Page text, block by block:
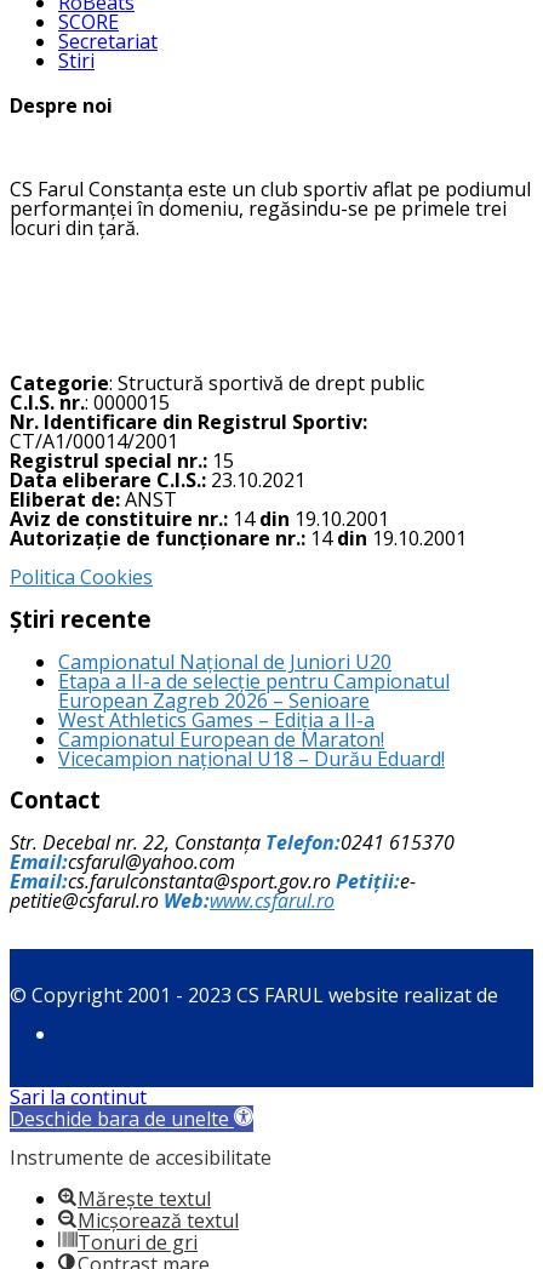
SCORE
Secretariat
Stiri
Despre noi
CS Farul Constanța este un club sportiv aflat pe podiumul
performanței în domeniu, regăsindu-se pe primele trei
locuri din țară.
Categorie: Structură sportivă de drept public
C.I.S. nr.: 0000015
Nr. Identificare din Registrul Sportiv:
CT/A1/00014/2001
Registrul special nr.: 15
Data eliberare C.I.S.: 23.10.2021
Eliberat de:ANST
Aviz de constituire nr.: 14din 19.10.2001
Autorizație de funcționare nr.: 14din 19.10.2001
Politica Cookies
Știri recente
Campionatul Național de Juniori U20
Etapa a II-a de selecție pentru Campionatul
European Zagreb 2026 – Senioare
West Athletics Games – Ediția a II-a
Campionatul European de Maraton!
Vicecampion național U18 – Durău Eduard!
Contact
Str. Decebal nr. 22, Constanța Telefon:0241 615370
Email:csfarul@yahoo.com
Email:cs.farulconstanta@sport.gov.roPetiții:e-
petitie@csfarul.ro Web:www.csfarul.ro
© Copyright 2001 - 2023 CS FARUL website realizat de
Sari la conținut
Deschide bara de unelte
Instrumente de accesibilitate
Mărește textul
Micșorează textul
Tonuri de gri